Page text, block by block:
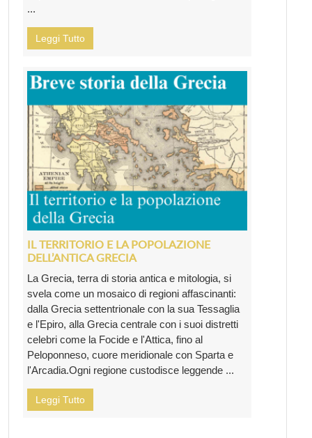
...
Leggi Tutto
IL TERRITORIO E LA POPOLAZIONE
DELL’ANTICA GRECIA
La Grecia, terra di storia antica e mitologia, si
svela come un mosaico di regioni affascinanti:
dalla Grecia settentrionale con la sua Tessaglia
e l'Epiro, alla Grecia centrale con i suoi distretti
celebri come la Focide e l'Attica, fino al
Peloponneso, cuore meridionale con Sparta e
l'Arcadia.Ogni regione custodisce leggende ...
Leggi Tutto